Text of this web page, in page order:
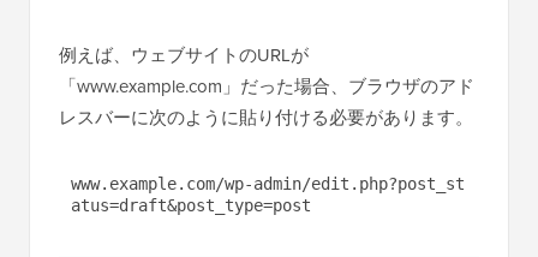
例えば、ウェブサイトのURLが
「www.example.com」だった場合、ブラウザのアド
レスバーに次のように貼り付ける必要があります。
www.example.com/wp-admin/edit.php?post_st
atus=draft&post_type=post